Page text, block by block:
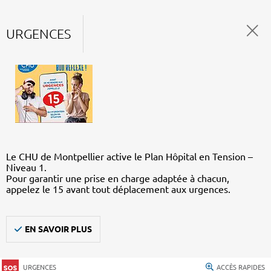
URGENCES
Le CHU de Montpellier active le Plan Hôpital en Tension –
Niveau 1.
Pour garantir une prise en charge adaptée à chacun,
appelez le 15 avant tout déplacement aux urgences.
EN SAVOIR PLUS
URGENCES ACCÈS RAPIDES